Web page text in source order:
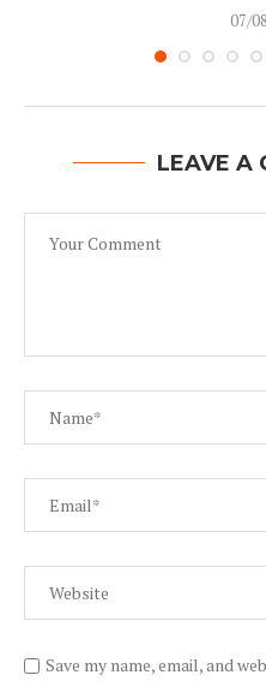
07/
LEAVE A
Save my name, email, and